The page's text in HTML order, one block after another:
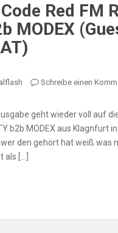
Red FM
MODEX
Schreibe einen
geht wieder voll auf
b2b MODEX aus Klagnfurt
den gehört hat weiß was
als […]